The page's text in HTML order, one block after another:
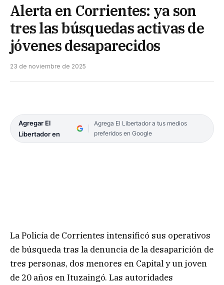
Alerta en Corrientes: ya son
tres las búsquedas activas de
jóvenes desaparecidos
23 de noviembre de 2025
Agregar El
Libertador en
Agrega El Libertador a tus medios
preferidos en Google
La Policía de Corrientes intensificó sus operativos
de búsqueda tras la denuncia de la desaparición de
tres personas, dos menores en Capital y un joven
de 20 años en Ituzaingó. Las autoridades